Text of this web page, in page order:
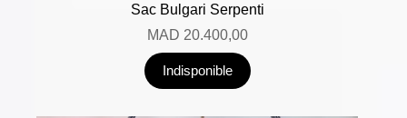
Sac Bulgari Serpenti
MAD 20.400,00
Indisponible